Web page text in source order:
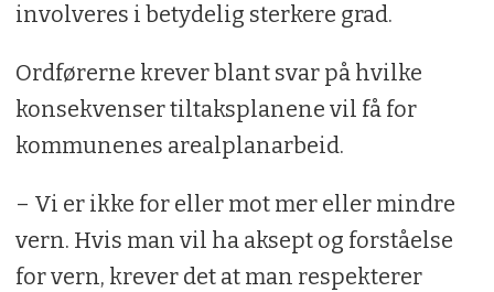
involveres i betydelig sterkere grad.
Ordførerne krever blant svar på hvilke
konsekvenser tiltaksplanene vil få for
kommunenes arealplanarbeid.
– Vi er ikke for eller mot mer eller mindre
vern. Hvis man vil ha aksept og forståelse
for vern, krever det at man respekterer